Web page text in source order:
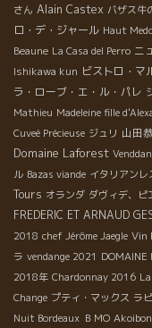
さん Alain Castex バザス牛
ロ・デ・ジャール Haut
Beaune La Casa del Perro ニ
Ishikawa kun ビストロ・マ
ラ・ローブ・エ・ル・パレ
Mathieu Madeleine fille
Cuveé Précieuse ジュリ 山田
Domaine Laforest
ル Bazas viande イタリアンレ
Tours オランダ ダヴィデ、ピ
FREDERIC ET ARNAUD
2018 chef Jérôme Jaegle Vin
ラ vendange 2021 DOMAINE
2018年 Chardonnay 2016
Change プティ・マックス ラ
Nuit Bordeaux ＢＭО Akoibon